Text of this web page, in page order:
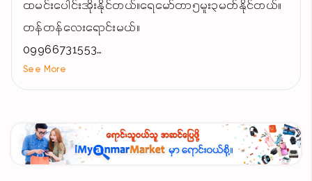
ထမင်းပေါင်းအိုးနိုင်တယ်။ရေမော်တာ၅မူး၃မတ်နိုင်တယ်။
တန်တန်လေးရောင်းမယ်။
09966731553
09950198856
See More